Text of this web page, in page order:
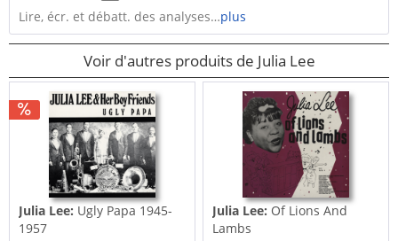
Lire, écr. et débatt. des analyses…plus
Voir d'autres produits de Julia Lee
Julia Lee: Ugly Papa 1945-
1957
Julia Lee: Of Lions And
Lambs